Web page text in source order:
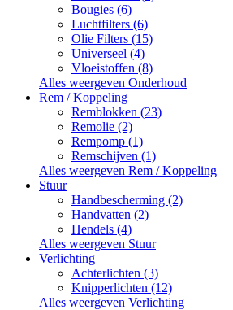
Bougies (6)
Luchtfilters (6)
Olie Filters (15)
Universeel (4)
Vloeistoffen (8)
Alles weergeven Onderhoud
Rem / Koppeling
Remblokken (23)
Remolie (2)
Rempomp (1)
Remschijven (1)
Alles weergeven Rem / Koppeling
Stuur
Handbescherming (2)
Handvatten (2)
Hendels (4)
Alles weergeven Stuur
Verlichting
Achterlichten (3)
Knipperlichten (12)
Alles weergeven Verlichting